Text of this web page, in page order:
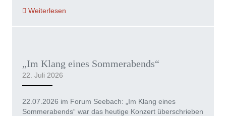
Weiterlesen
„Im Klang eines Sommerabends“
22. Juli 2026
22.07.2026 im Forum Seebach: „Im Klang eines
Sommerabends“ war das heutige Konzert überschrieben